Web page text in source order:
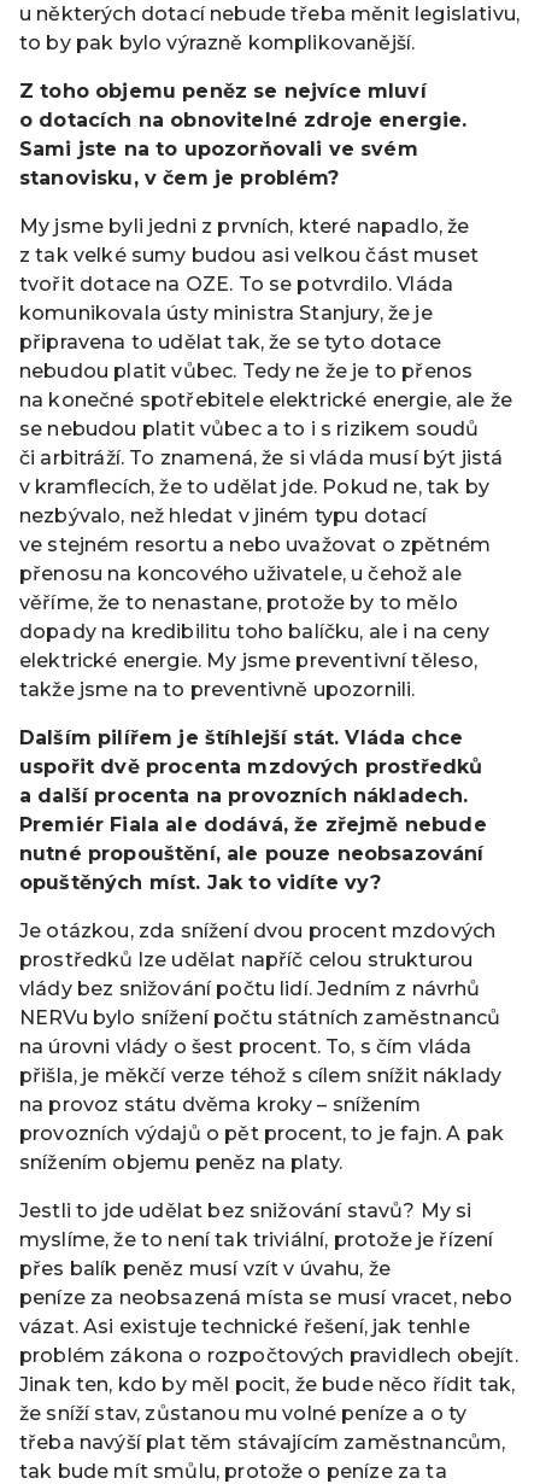
u některých dotací nebude třeba měnit legislativu,
to by pak bylo výrazně komplikovanější.
Z toho objemu peněz se nejvíce mluví
o dotacích na obnovitelné zdroje energie.
Sami jste na to upozorňovali ve svém
stanovisku, v čem je problém?
My jsme byli jedni z prvních, které napadlo, že
z tak velké sumy budou asi velkou část muset
tvořit dotace na OZE. To se potvrdilo. Vláda
komunikovala ústy ministra Stanjury, že je
připravena to udělat tak, že se tyto dotace
nebudou platit vůbec. Tedy ne že je to přenos
na konečné spotřebitele elektrické energie, ale že
se nebudou platit vůbec a to i s rizikem soudů
či arbitráží. To znamená, že si vláda musí být jistá
v kramflecích, že to udělat jde. Pokud ne, tak by
nezbývalo, než hledat v jiném typu dotací
ve stejném resortu a nebo uvažovat o zpětném
přenosu na koncového uživatele, u čehož ale
věříme, že to nenastane, protože by to mělo
dopady na kredibilitu toho balíčku, ale i na ceny
elektrické energie. My jsme preventivní těleso,
takže jsme na to preventivně upozornili.
Dalším pilířem je štíhlejší stát. Vláda chce
uspořit dvě procenta mzdových prostředků
a další procenta na provozních nákladech.
Premiér Fiala ale dodává, že zřejmě nebude
nutné propouštění, ale pouze neobsazování
opuštěných míst. Jak to vidíte vy?
Je otázkou, zda snížení dvou procent mzdových
prostředků lze udělat napříč celou strukturou
vlády bez snižování počtu lidí. Jedním z návrhů
NERVu bylo snížení počtu státních zaměstnanců
na úrovni vlády o šest procent. To, s čím vláda
přišla, je měkčí verze téhož s cílem snížit náklady
na provoz státu dvěma kroky – snížením
provozních výdajů o pět procent, to je fajn. A pak
snížením objemu peněz na platy.
Jestli to jde udělat bez snižování stavů? My si
myslíme, že to není tak triviální, protože je řízení
přes balík peněz musí vzít v úvahu, že
peníze za neobsazená místa se musí vracet, nebo
vázat. Asi existuje technické řešení, jak tenhle
problém zákona o rozpočtových pravidlech obejít.
Jinak ten, kdo by měl pocit, že bude něco řídit tak,
že sníží stav, zůstanou mu volné peníze a o ty
třeba navýší plat těm stávajícím zaměstnancům,
tak bude mít smůlu, protože o peníze za ta